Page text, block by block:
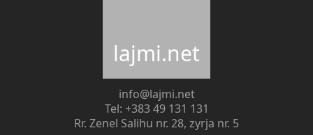
lajmi.net
info@lajmi.net
Tel: +383 49 131 131
Rr. Zenel Salihu nr. 28, zyrja nr. 5